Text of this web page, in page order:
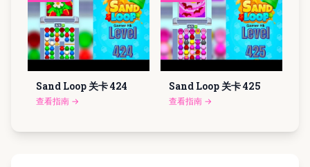
Sand Loop 关卡424
查看指南 →
Sand Loop 关卡425
查看指南 →